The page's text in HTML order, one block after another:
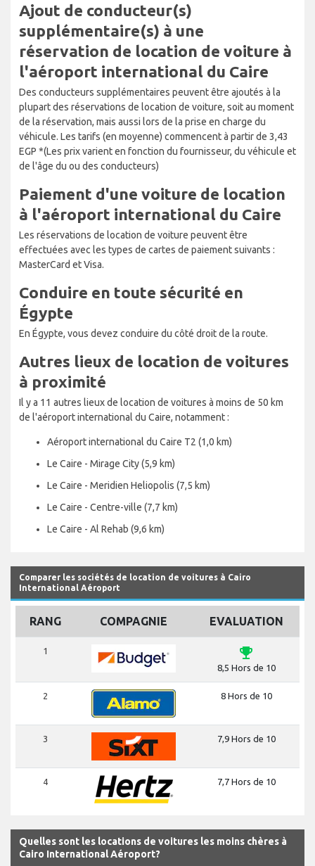
Ajout de conducteur(s)
supplémentaire(s) à une
réservation de location de voiture à
l'aéroport international du Caire
Des conducteurs supplémentaires peuvent être ajoutés à la
plupart des réservations de location de voiture, soit au moment
de la réservation, mais aussi lors de la prise en charge du
véhicule. Les tarifs (en moyenne) commencent à partir de 3,43
EGP *(Les prix varient en fonction du fournisseur, du véhicule et
de l'âge du ou des conducteurs)
Paiement d'une voiture de location
à l'aéroport international du Caire
Les réservations de location de voiture peuvent être
effectuées avec les types de cartes de paiement suivants :
MasterCard et Visa.
Conduire en toute sécurité en
Égypte
En Égypte, vous devez conduire du côté droit de la route.
Autres lieux de location de voitures
à proximité
Il y a 11 autres lieux de location de voitures à moins de 50 km
de l'aéroport international du Caire, notamment :
Aéroport international du Caire T2 (1,0 km)
Le Caire - Mirage City (5,9 km)
Le Caire - Meridien Heliopolis (7,5 km)
Le Caire - Centre-ville (7,7 km)
Le Caire - Al Rehab (9,6 km)
Comparer les sociétés de location de voitures à Cairo
International Aéroport
RANG COMPAGNIE EVALUATION
1 emoji_events
8,5 Hors de 10
2 8 Hors de 10
3 7,9 Hors de 10
4 7,7 Hors de 10
Quelles sont les locations de voitures les moins chères à
Cairo International Aéroport?